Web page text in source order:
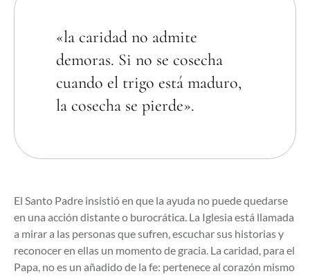
«la caridad no admite
demoras. Si no se cosecha
cuando el trigo está maduro,
la cosecha se pierde».
El Santo Padre insistió en que la ayuda no puede quedarse
en una acción distante o burocrática. La Iglesia está llamada
a mirar a las personas que sufren, escuchar sus historias y
reconocer en ellas un momento de gracia. La caridad, para el
Papa, no es un añadido de la fe: pertenece al corazón mismo